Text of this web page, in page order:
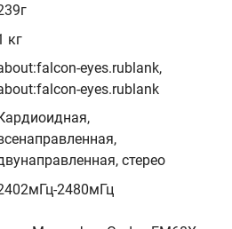
кг
eyes.rublank,
eyes.rublank
стерео
2480мГц